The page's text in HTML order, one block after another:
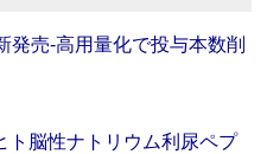
発売‐高用量化で投与本数削
ト脳性ナトリウム利尿ペプ